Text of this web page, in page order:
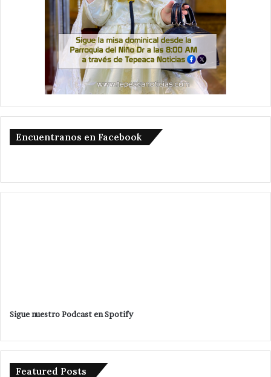
Encuentranos en Facebook
Sigue nuestro Podcast en Spotify
Featured Posts